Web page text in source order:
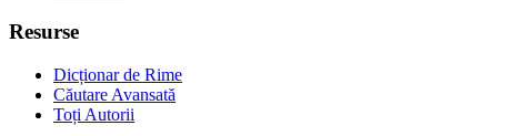
Resurse
Dicționar de Rime
Căutare Avansată
Toți Autorii